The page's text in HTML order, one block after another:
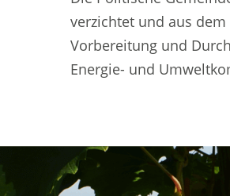
verzichtet und aus
Vorbereitung und
Energie- und